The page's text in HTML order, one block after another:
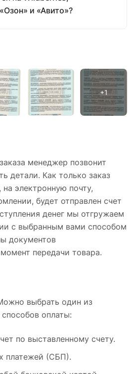
и «Авито»?
менеджер позвонит
детали. Как только заказ
электронную почту,
будет отправлен счет
денег мы отгружаем
с выбранным вами способом
документов
передачи товара.
выбрать один из
оплаты:
по выставленному счету.
платежей (СБП).